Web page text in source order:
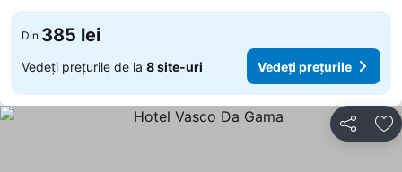
Din 385 lei
Vedeți prețurile de la 8 site-uri Vedeți prețurile
Distribuiți